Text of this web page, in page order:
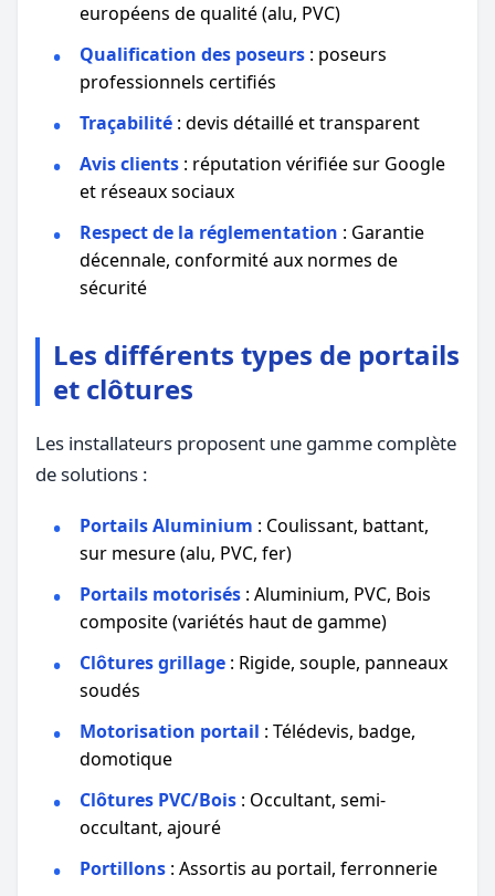
européens de qualité (alu, PVC)
Qualification des poseurs : poseurs
professionnels certifiés
Traçabilité : devis détaillé et transparent
Avis clients : réputation vérifiée sur Google
et réseaux sociaux
Respect de la réglementation : Garantie
décennale, conformité aux normes de
sécurité
Les différents types de portails
et clôtures
Les installateurs proposent une gamme complète
de solutions :
Portails Aluminium : Coulissant, battant,
sur mesure (alu, PVC, fer)
Portails motorisés : Aluminium, PVC, Bois
composite (variétés haut de gamme)
Clôtures grillage : Rigide, souple, panneaux
soudés
Motorisation portail : Télédevis, badge,
domotique
Clôtures PVC/Bois : Occultant, semi-
occultant, ajouré
Portillons : Assortis au portail, ferronnerie